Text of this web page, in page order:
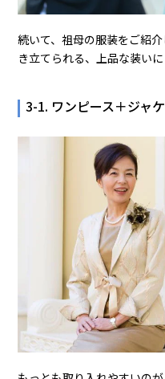
続いて、祖母の服装をご紹
き立てられる、上品な装いに
3-1. ワンピース＋ジャ